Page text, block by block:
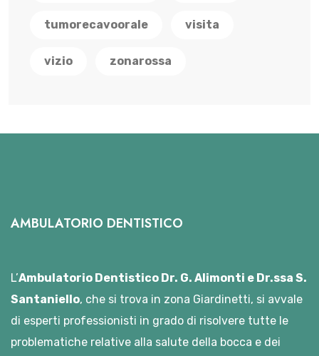
tumorecavoorale visita
vizio zonarossa
AMBULATORIO DENTISTICO
L’Ambulatorio Dentistico Dr. G. Alimonti e Dr.ssa S.
Santaniello, che si trova in zona Giardinetti, si avvale
di esperti professionisti in grado di risolvere tutte le
problematiche relative alla salute della bocca e dei